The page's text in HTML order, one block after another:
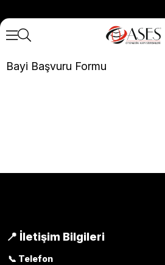
Bayi Başvuru Formu
📍 İletişim Bilgileri
📞 Telefon